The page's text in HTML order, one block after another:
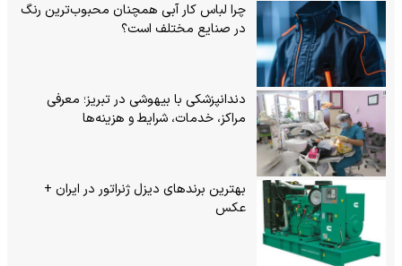
چرا لباس کار آبی همچنان محبوب‌ترین رنگ
در صنایع مختلف است؟
دندانپزشکی با بیهوشی در تبریز؛ معرفی
مراکز، خدمات، شرایط و هزینه‌ها
بهترین برندهای دیزل ژنراتور در ایران +
عکس